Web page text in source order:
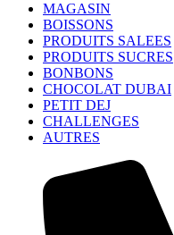
MAGASIN
BOISSONS
PRODUITS SALEES
PRODUITS SUCRES
BONBONS
CHOCOLAT DUBAI
PETIT DEJ
CHALLENGES
AUTRES